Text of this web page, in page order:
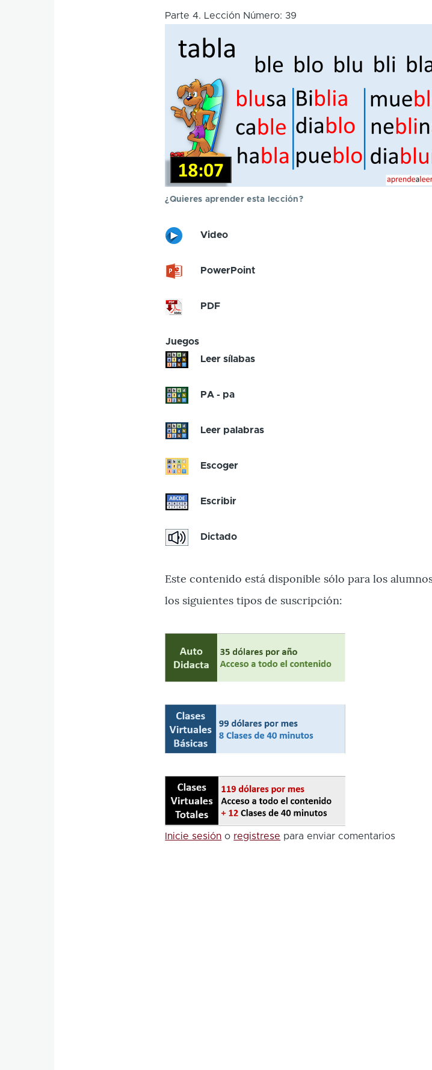
ayuda
la
navegación
Parte 4. Lección Número: 39
¿Quieres aprender esta lección?
Video
PowerPoint
PDF
Juegos
Leer sílabas
PA - pa
Leer palabras
Escoger
Escribir
Dictado
Este contenido está disponible sólo para los
los siguientes tipos de suscripción:
Inicie sesión o registrese para enviar comentarios